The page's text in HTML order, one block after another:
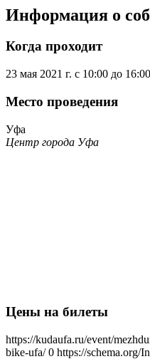
Информация о
Когда проходит
23 мая 2021 г. с 10:00 до 16:00
Место проведения
Уфа
Центр города Уфа
Цены на билеты
https://kudaufa.ru/event/
bike-ufa/ 0 https://schema.org/